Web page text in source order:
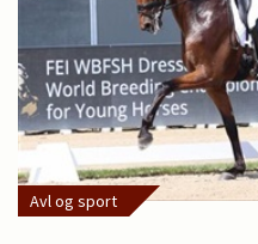
Avl og sport